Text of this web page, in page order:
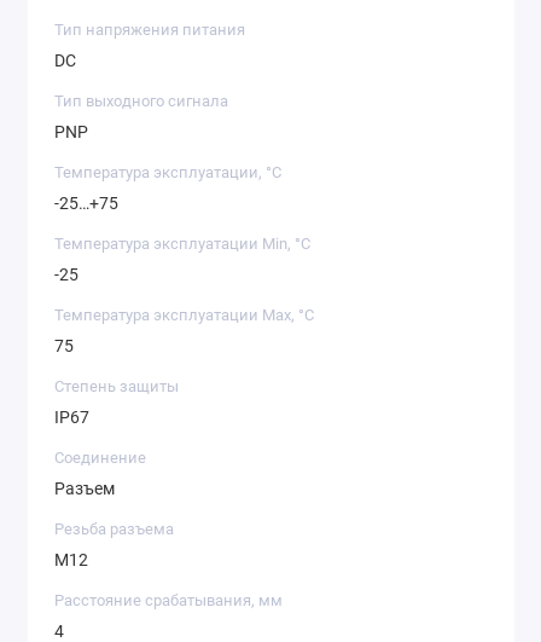
Тип напряжения питания
DC
Тип выходного сигнала
PNP
Температура эксплуатации, °C
-25…+75
Температура эксплуатации Min, °C
-25
Температура эксплуатации Max, °C
75
Степень защиты
IP67
Соединение
Разъем
Резьба разъема
M12
Расстояние срабатывания, мм
4